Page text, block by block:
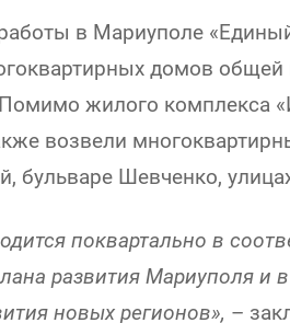
в Мариуполе
домов
жилого комплекса
возвели
бульваре Шевченко,
поквартально в
развития Мариуполя и
новых регионов», –